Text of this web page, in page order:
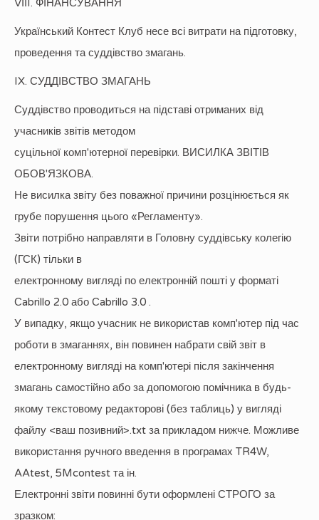
Український Контест Клуб несе всі витрати на підготовку,
проведення та суддівство змагань.
IX. СУДДІВСТВО ЗМАГАНЬ
Суддівство проводиться на підставі отриманих від
учасників звітів методом
суцільної комп'ютерної перевірки. ВИСИЛКА ЗВІТІВ
ОБОВ'ЯЗКОВА.
Не висилка звіту без поважної причини розцінюється як
грубе порушення цього «Регламенту».
Звіти потрібно направляти в Головну суддівську колегію
(ГСК) тільки в
електронному вигляді по електронній пошті у форматі
Сabrillo 2.0 або Сabrillo 3.0 .
У випадку, якщо учасник не використав комп'ютер під час
роботи в змаганнях, він повинен набрати свій звіт в
електронному вигляді на комп'ютері після закінчення
змагань самостійно або за допомогою помічника в будь-
якому текстовому редакторові (без таблиць) у вигляді
файлу <ваш позивний>.txt за прикладом нижче. Можливе
використання ручного введення в програмах TR4W,
AAtest, 5Mcontest та ін.
Електронні звіти повинні бути оформлені СТРОГО за
зразком: